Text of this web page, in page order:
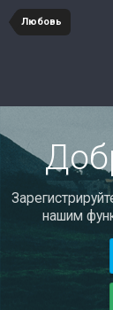
Любовь
нашим